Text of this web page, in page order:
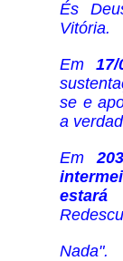
És
Vitória.
Em17/
se e
a
Em
estará
Nada".